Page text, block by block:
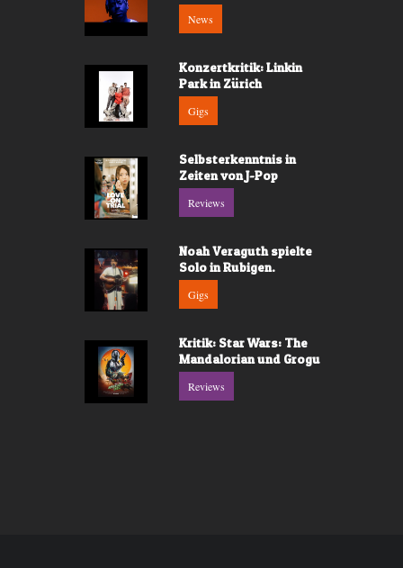
News
Konzertkritik: Linkin
Park in Zürich
Gigs
Selbsterkenntnis in
Zeiten von J-Pop
Reviews
Noah Veraguth spielte
Solo in Rubigen.
Gigs
Kritik: Star Wars: The
Mandalorian und Grogu
Reviews